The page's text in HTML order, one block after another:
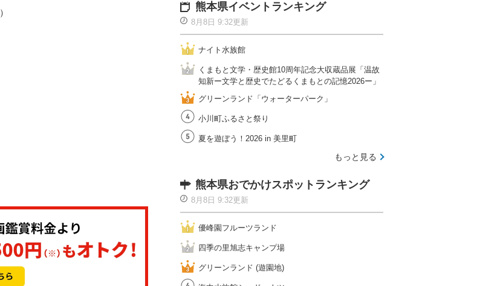
熊本県イベントランキング
8月8日 9:32更新
ナイト水族館
くまもと文学・歴史館10周年記念大収蔵品展「温故
知新ー文学と歴史でたどるくまもとの記憶2026ー」
グリーンランド「ウォーターパーク」
小川町ふるさと祭り
夏を遊ぼう！2026 in 美里町
もっと見る
熊本県おでかけスポットランキング
8月8日 9:32更新
優峰園フルーツランド
四季の里旭志キャンプ場
グリーンランド (遊園地)